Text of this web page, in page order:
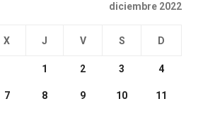
diciembre 2022
X J V S D
1 2 3 4
7 8 9 10 11